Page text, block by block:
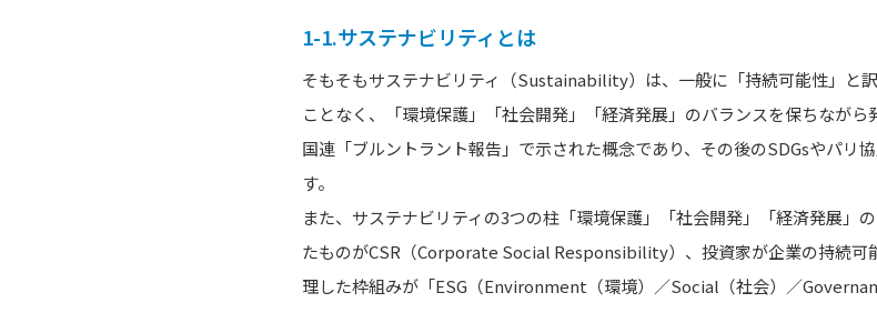
1-1.サステナビリティとは
そもそもサステナビリティ（Sustainability）は、一般に「持続可能性」と
ことなく、「環境保護」「社会開発」「経済発展」のバランスを保ちなが
国連「ブルントラント報告」で示された概念であり、その後のSDGsやパリ
す。
また、サステナビリティの3つの柱「環境保護」「社会開発」「経済発展」
たものがCSR（Corporate Social Responsibility）、投資家が企業の持続可
理した枠組みが「ESG（Environment（環境）／Social（社会）／